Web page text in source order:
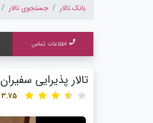
بانک تالار جستجوی تالار
اطلاعات تماس
تالار پذیرایی سفیران